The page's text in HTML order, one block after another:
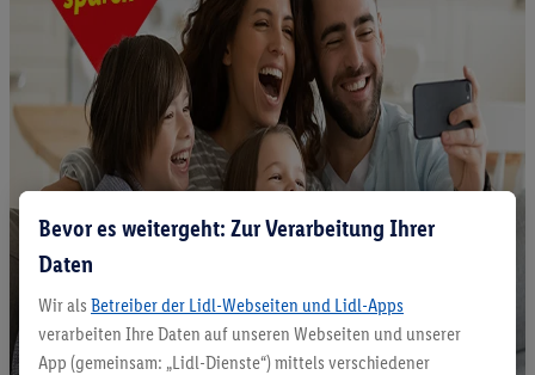
Bevor es weitergeht: Zur Verarbeitung Ihrer
Daten
Wir als Betreiber der Lidl-Webseiten und Lidl-Apps
verarbeiten Ihre Daten auf unseren Webseiten und unserer
App (gemeinsam: „Lidl-Dienste“) mittels verschiedener